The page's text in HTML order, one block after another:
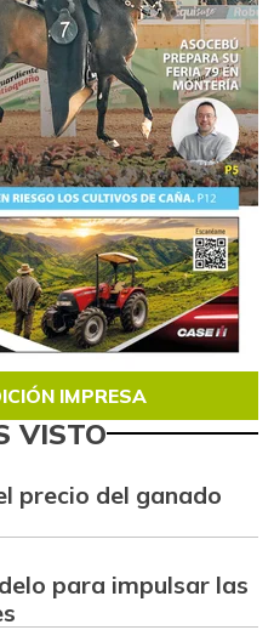
IMPRESA
VISTO
precio del ganado
para impulsar las